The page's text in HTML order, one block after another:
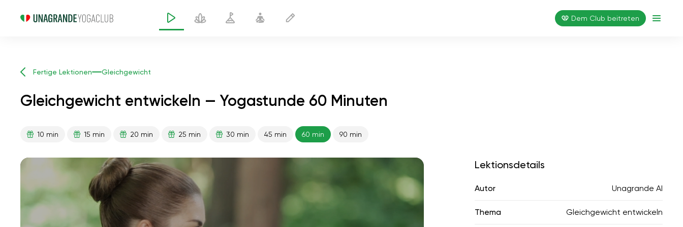
Dem Club beitreten
Fertige Lektionen Gleichgewicht
Gleichgewicht entwickeln — Yogastunde 60 Minuten
10 min 15 min 20 min 25 min 30 min 45 min 60 min 90 min
flucht der seele
Lektionsdetails
Autor Unagrande AI
Thema Gleichgewicht entwickeln